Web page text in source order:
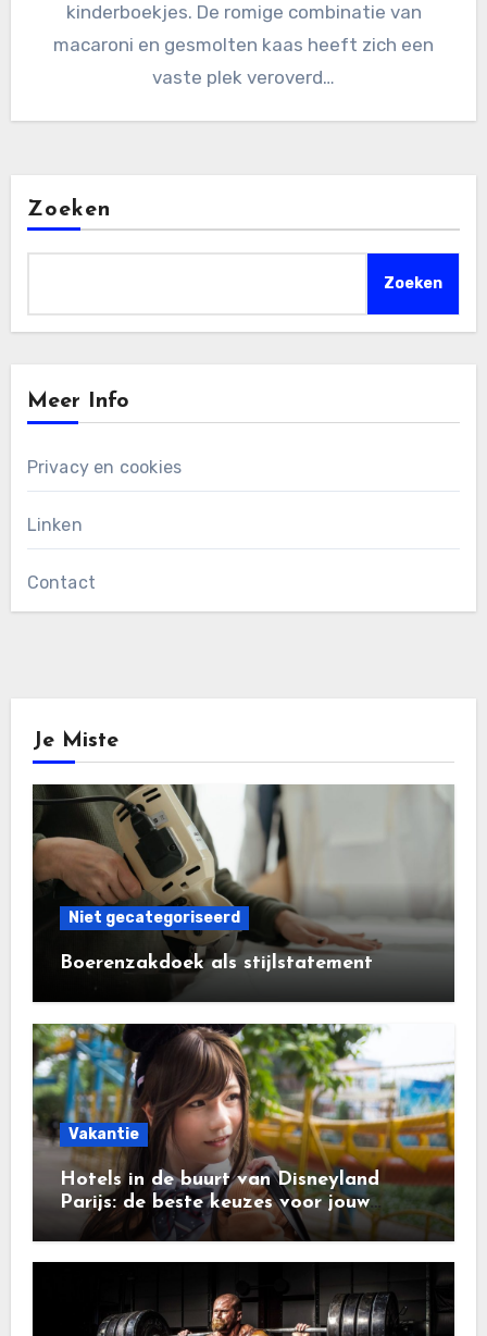
kinderboekjes. De romige combinatie van
macaroni en gesmolten kaas heeft zich een
vaste plek veroverd…
Zoeken
Zoeken
Meer Info
Privacy en cookies
Linken
Contact
Je Miste
Niet gecategoriseerd
Boerenzakdoek als stijlstatement
Vakantie
Hotels in de buurt van Disneyland
Parijs: de beste keuzes voor jouw
vakantie